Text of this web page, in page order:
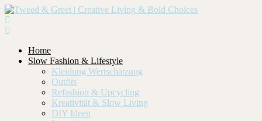
Home
Slow Fashion & Lifestyle
Kleidung Wertschätzung
Outfits
Refashion & Upcycling
Kreativität & Slow Living
DIY Ideen